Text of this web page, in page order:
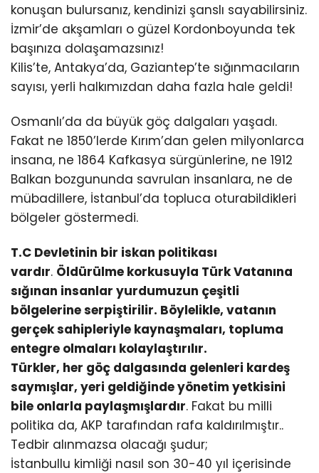
konuşan bulursanız, kendinizi şanslı sayabilirsiniz.
İzmir’de akşamları o güzel Kordonboyunda tek
başınıza dolaşamazsınız!
Kilis’te, Antakya’da, Gaziantep’te sığınmacıların
sayısı, yerli halkımızdan daha fazla hale geldi!
Osmanlı’da da büyük göç dalgaları yaşadı.
Fakat ne 1850’lerde Kırım’dan gelen milyonlarca
insana, ne 1864 Kafkasya sürgünlerine, ne 1912
Balkan bozgununda savrulan insanlara, ne de
mübadillere, İstanbul’da topluca oturabildikleri
bölgeler göstermedi.
T.C Devletinin bir iskan politikası
vardır. Öldürülme korkusuyla Türk Vatanına
sığınan insanlar yurdumuzun çeşitli
bölgelerine serpiştirilir. Böylelikle, vatanın
gerçek sahipleriyle kaynaşmaları, topluma
entegre olmaları kolaylaştırılır.
Türkler, her göç dalgasında gelenleri kardeş
saymışlar, yeri geldiğinde yönetim yetkisini
bile onlarla paylaşmışlardır. Fakat bu milli
politika da, AKP tarafından rafa kaldırılmıştır..
Tedbir alınmazsa olacağı şudur;
İstanbullu kimliği nasıl son 30-40 yıl içerisinde